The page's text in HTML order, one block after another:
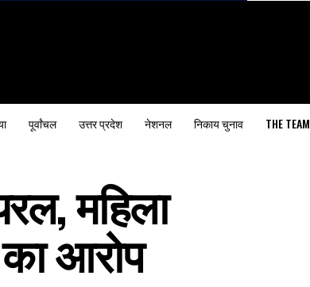
पूर्वांचल उत्तर प्रदेश नेशनल निकाय चुनाव THE TEAM
महिला
आरोप